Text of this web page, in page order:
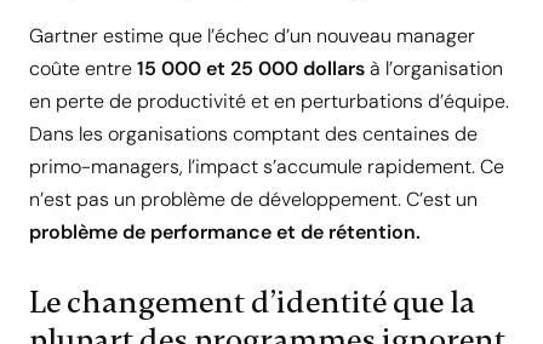
Gartner estime que l’échec d’un nouveau manager
coûte entre15 000 et 25 000 dollarsà l’organisation
en perte de productivité et en perturbations d’équipe.
Dans les organisations comptant des centaines de
primo-managers, l’impact s’accumule rapidement. Ce
n’est pas un problème de développement. C’est un
problème de performance et de rétention.
Le changement d’identité que la